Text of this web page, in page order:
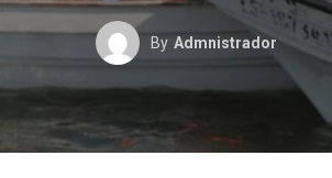
By Admnistrador